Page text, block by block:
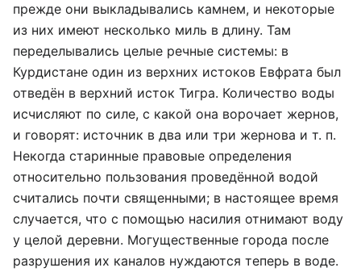
прежде они выкладывались камнем, и некоторые
из них имеют несколько миль в длину. Там
переделывались целые речные системы: в
Курдистане один из верхних истоков Евфрата был
отведён в верхний исток Тигра. Количество воды
исчисляют по силе, с какой она ворочает жернов,
и говорят: источник в два или три жернова и т. п.
Некогда старинные правовые определения
относительно пользования проведённой водой
считались почти священными; в настоящее время
случается, что с помощью насилия отнимают воду
у целой деревни. Могущественные города после
разрушения их каналов нуждаются теперь в воде.